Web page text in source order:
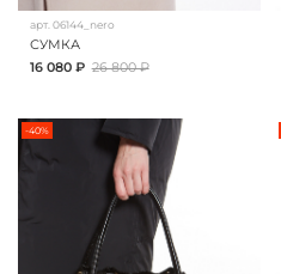
арт. 06144_nero
СУМКА
16 080 ₽ 26 800 ₽
-40%